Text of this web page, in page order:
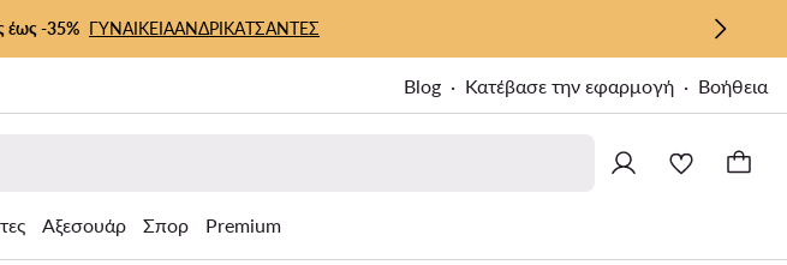
έως -35% ΓΥΝΑΙΚΕΙΑΑΝΔΡΙΚΑΤΣΑΝΤΕΣ
Blog Κατέβασε την εφαρμογή Βοήθεια
Αξεσουάρ Σπορ Premium